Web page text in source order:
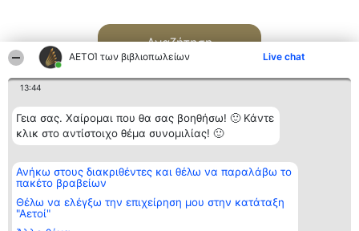
ΑΕΤΟΊ των βιβλιοπωλείων Live chat
13:44
Γεια σας. Χαίρομαι που θα σας βοηθήσω! 🙂 Κάντε
κλικ στο αντίστοιχο θέμα συνομιλίας! 🙂
Ανήκω στους διακριθέντες και θέλω να παραλάβω το
πακέτο βραβείων
Θέλω να ελέγξω την επιχείρηση μου στην κατάταξη
"Αετοί"
Αναζήτηση
Διοργανωτής της
κατάταξης
BEAUTIFUL COMPANY
ΤΗΛ. ΕΠΙΚΟΙΝΩΝΙΑΣ:
2104128019
Κατάταξη
Διακριθέντες
των
διακριθέντων
Επικοινωνία
Επικοινωνία